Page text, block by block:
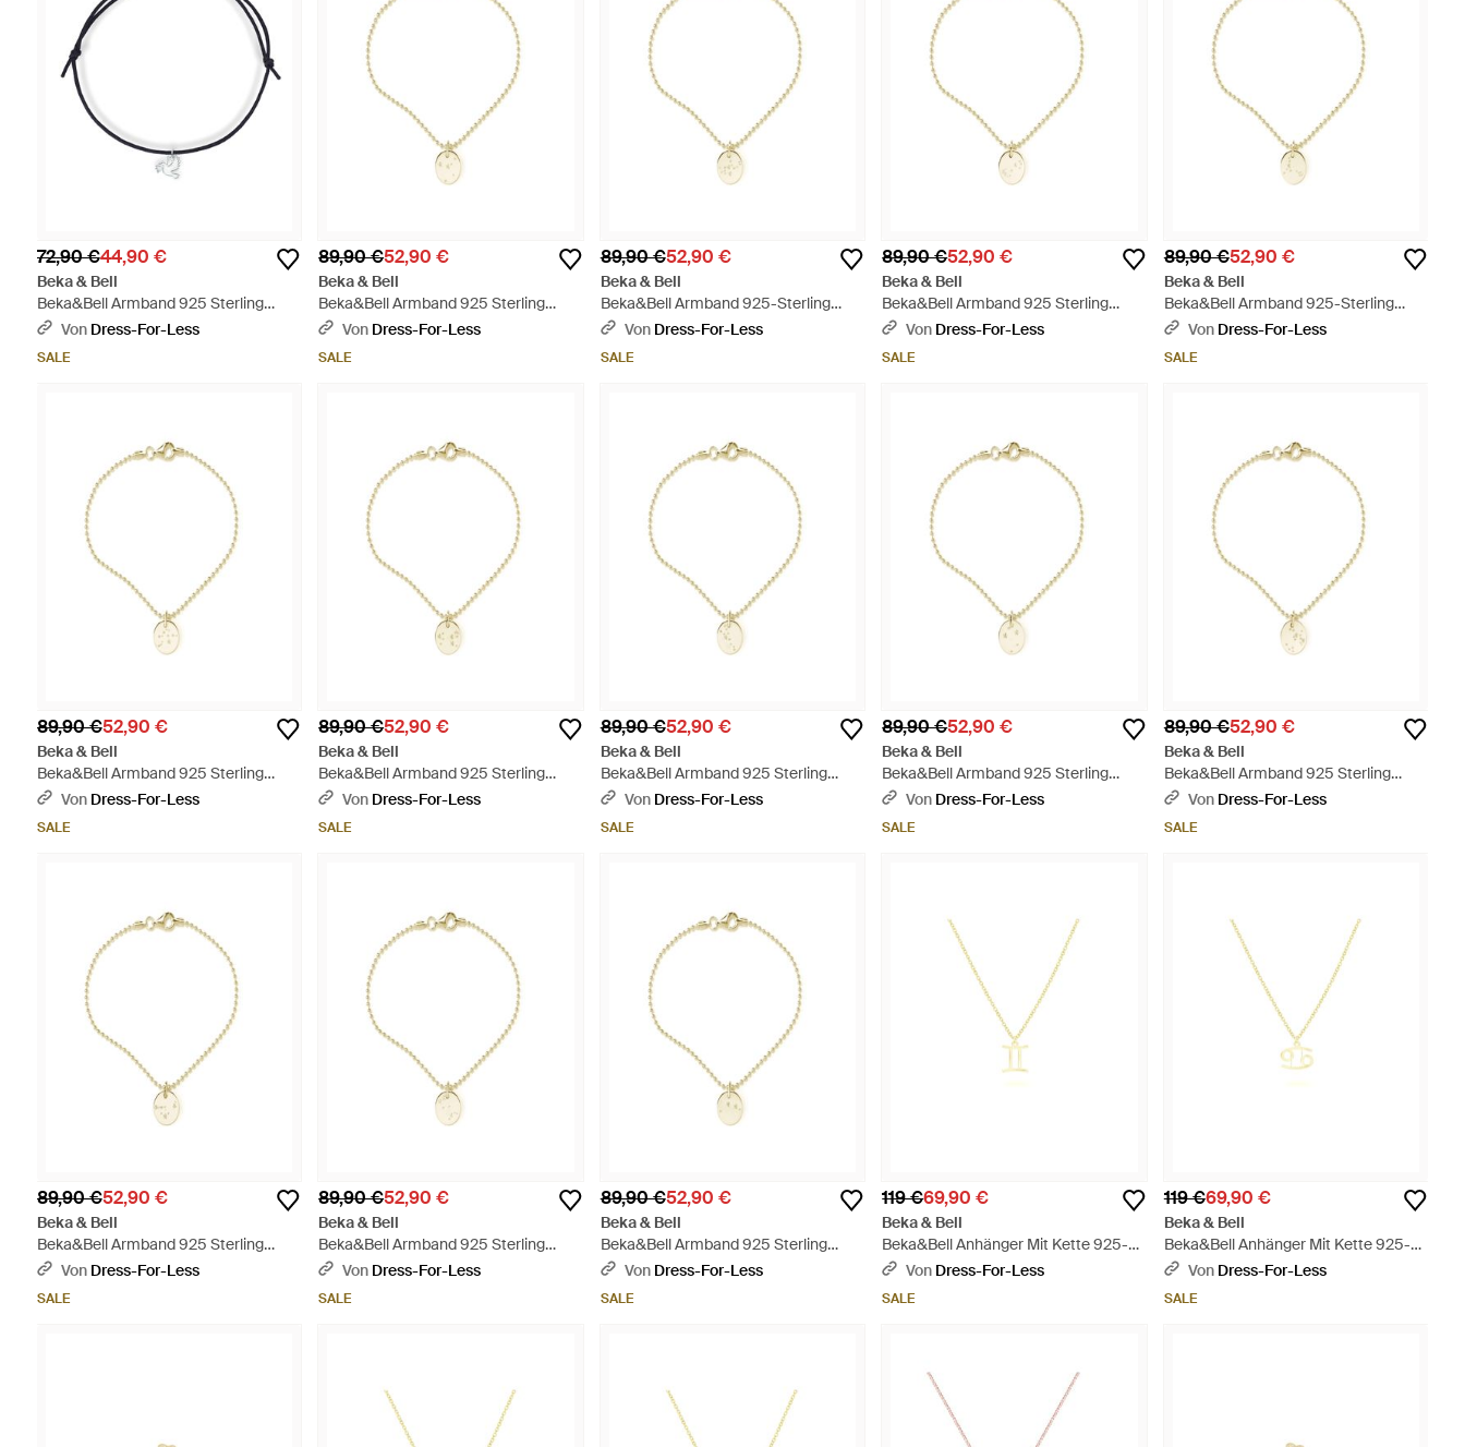
72,90 €44,90 €
Beka & Bell
Beka&Bell Armband 925 Sterling
Silber Glänzend Taube Textil 14-28Cm
Von Dress-For-Less
SALE
89,90 €52,90 €
Beka & Bell
Beka&Bell Armband 925 Sterling
Silber Glänzend 19Cm Krebs -
Von Dress-For-Less
SALE
89,90 €52,90 €
Beka & Bell
Beka&Bell Armband 925-Sterling
Silber Glänzend 19Cm Jungfrau -
Von Dress-For-Less
SALE
89,90 €52,90 €
Beka & Bell
Beka&Bell Armband 925 Sterling
Silber Glänzend 19Cm Skorpion -
Von Dress-For-Less
SALE
89,90 €52,90 €
Beka & Bell
Beka&Bell Armband 925-Sterling
Silber Glänzend 19Cm Fische -
Von Dress-For-Less
SALE
89,90 €52,90 €
Beka & Bell
Beka&Bell Armband 925 Sterling
Silber Glänzend 19Cm Wassermann -
Von Dress-For-Less
SALE
89,90 €52,90 €
Beka & Bell
Beka&Bell Armband 925 Sterling
Silber Glänzend 19Cm Löwe -
Von Dress-For-Less
SALE
89,90 €52,90 €
Beka & Bell
Beka&Bell Armband 925 Sterling
Silber Glänzend 19Cm Stier - Mettallic
Von Dress-For-Less
SALE
89,90 €52,90 €
Beka & Bell
Beka&Bell Armband 925 Sterling
Silber Glänzend 19Cm Waage -
Von Dress-For-Less
SALE
89,90 €52,90 €
Beka & Bell
Beka&Bell Armband 925 Sterling
Silber Glänzend 19Cm Schütze -
Von Dress-For-Less
SALE
89,90 €52,90 €
Beka & Bell
Beka&Bell Armband 925 Sterling
Silber Glänzend 19Cm Steinbock -
Von Dress-For-Less
SALE
89,90 €52,90 €
Beka & Bell
Beka&Bell Armband 925 Sterling
Silber Glänzend 19Cm Zwilling -
Von Dress-For-Less
SALE
89,90 €52,90 €
Beka & Bell
Beka&Bell Armband 925 Sterling
Silber Glänzend 19Cm Widder -
Von Dress-For-Less
SALE
119 €69,90 €
Beka & Bell
Beka&Bell Anhänger Mit Kette 925-
Sterling Silber Vergoldet Glänzend
Von Dress-For-Less
SALE
119 €69,90 €
Beka & Bell
Beka&Bell Anhänger Mit Kette 925-
Sterling Silber Vergoldet Glänzend
Von Dress-For-Less
SALE